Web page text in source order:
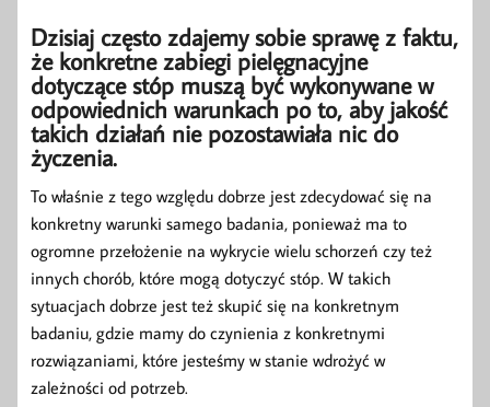
Dzisiaj często zdajemy sobie sprawę z faktu,
że konkretne zabiegi pielęgnacyjne
dotyczące stóp muszą być wykonywane w
odpowiednich warunkach po to, aby jakość
takich działań nie pozostawiała nic do
życzenia.
To właśnie z tego względu dobrze jest zdecydować się na
konkretny warunki samego badania, ponieważ ma to
ogromne przełożenie na wykrycie wielu schorzeń czy też
innych chorób, które mogą dotyczyć stóp. W takich
sytuacjach dobrze jest też skupić się na konkretnym
badaniu, gdzie mamy do czynienia z konkretnymi
rozwiązaniami, które jesteśmy w stanie wdrożyć w
zależności od potrzeb.